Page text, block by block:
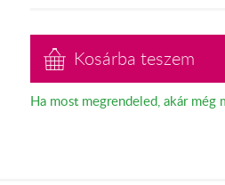
Kosárba teszem
Ha most megrendeled, akár még